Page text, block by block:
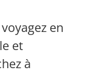
en
et
à